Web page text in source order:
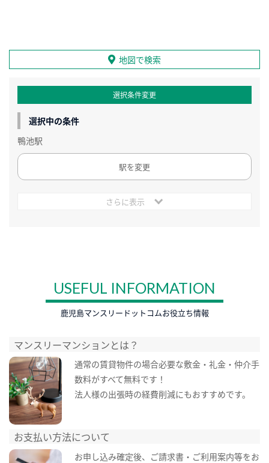
地図で検索
選択条件変更
選択中の条件
鴨池駅
駅を変更
さらに表示
USEFUL INFORMATION
鹿児島マンスリードットコムお役立ち情報
マンスリーマンションとは？
通常の賃貸物件の場合必要な敷金・礼金・仲介手
数料がすべて無料です！
法人様の出張時の経費削減にもおすすめです。
お支払い方法について
お申し込み確定後、ご請求書・ご利用案内等をお